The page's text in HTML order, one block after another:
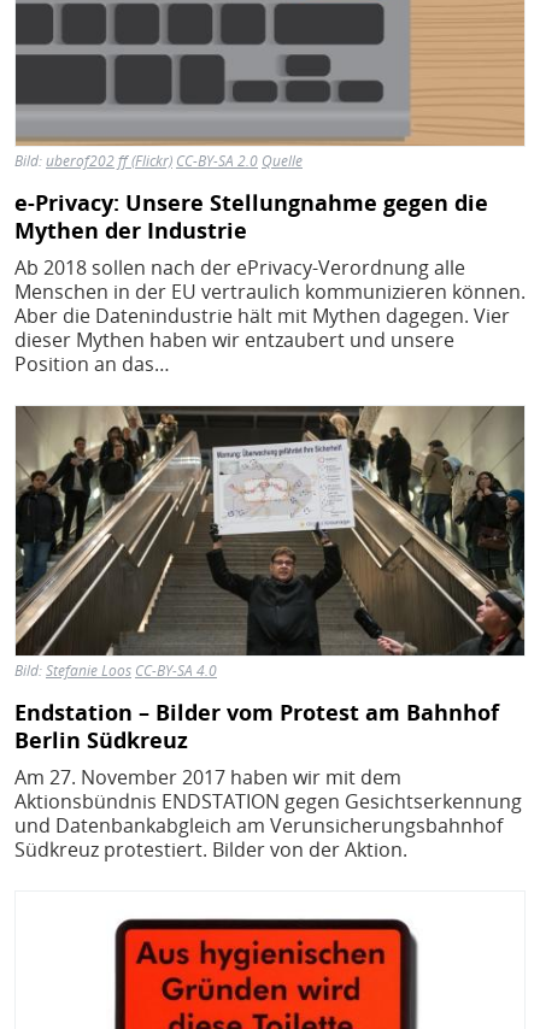
Bild:uberof202 ff (Flickr) CC-BY-SA 2.0 Quelle
e-Privacy: Unsere Stellungnahme gegen die
Mythen der Industrie
Ab 2018 sollen nach der ePrivacy-Verordnung alle
Menschen in der EU vertraulich kommunizieren können.
Aber die Datenindustrie hält mit Mythen dagegen. Vier
dieser Mythen haben wir entzaubert und unsere
Position an das…
Bild
Bild:Stefanie Loos CC-BY-SA 4.0
Endstation – Bilder vom Protest am Bahnhof
Berlin Südkreuz
Am 27. November 2017 haben wir mit dem
Aktionsbündnis ENDSTATION gegen Gesichtserkennung
und Datenbankabgleich am Verunsicherungsbahnhof
Südkreuz protestiert. Bilder von der Aktion.